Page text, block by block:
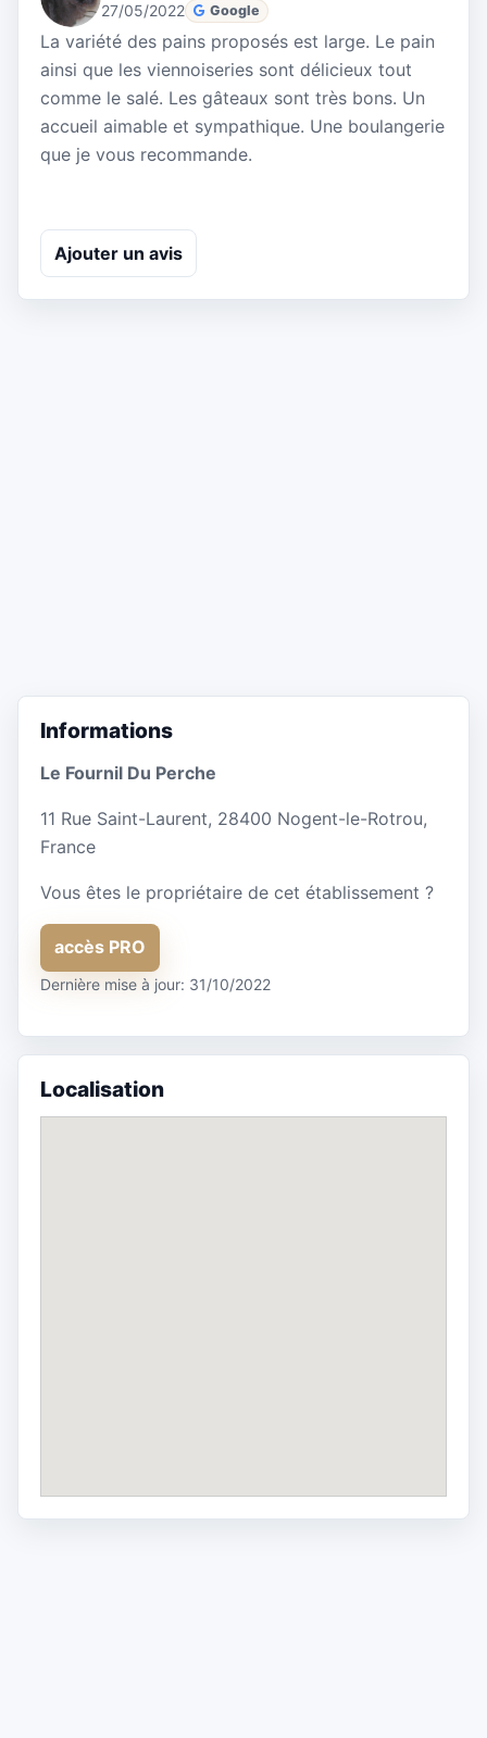
27/05/2022 Google
La variété des pains proposés est large. Le pain
ainsi que les viennoiseries sont délicieux tout
comme le salé. Les gâteaux sont très bons. Un
accueil aimable et sympathique. Une boulangerie
que je vous recommande.
Ajouter un avis
Informations
Le Fournil Du Perche
11 Rue Saint-Laurent, 28400 Nogent-le-Rotrou,
France
Vous êtes le propriétaire de cet établissement ?
accès PRO
Dernière mise à jour: 31/10/2022
Localisation